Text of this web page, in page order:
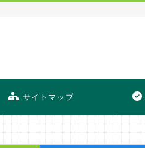
サイトマップ